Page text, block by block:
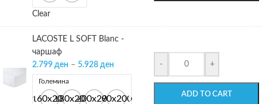
Clear
LACOSTE L SOFT Blanc -
чаршаф
2.799 ден – 5.928 ден
Големина
160x200180x200200x20090x200
- +
ADD TO CART